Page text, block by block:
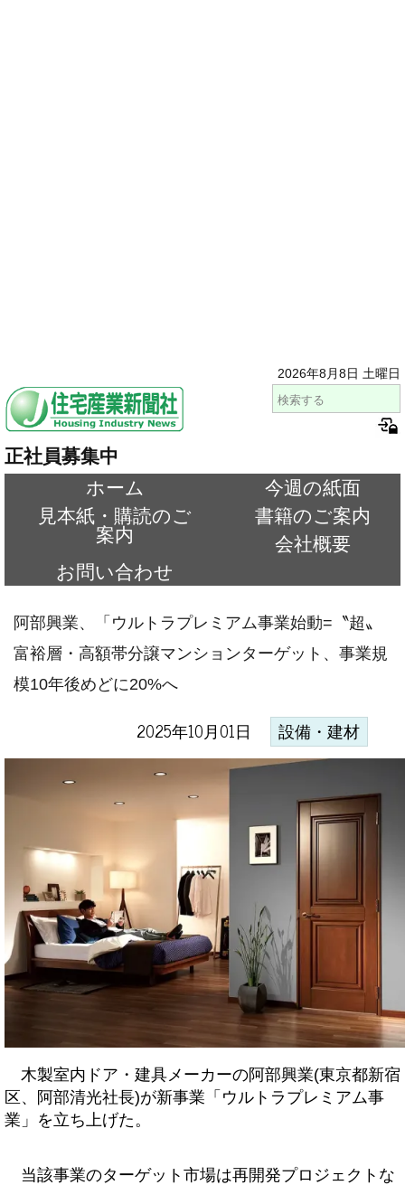
2026年8月8日 土曜日
正社員募集中
ホーム
今週の紙面
見本紙・購読のご
案内
書籍のご案内
会社概要
お問い合わせ
阿部興業、「ウルトラプレミアム事業始動=〝超〟
富裕層・高額帯分譲マンションターゲット、事業規
模10年後めどに20%へ
2025年10月01日 設備・建材
木製室内ドア・建具メーカーの阿部興業(東京都新宿
区、阿部清光社長)が新事業「ウルトラプレミアム事
業」を立ち上げた。
当該事業のターゲット市場は再開発プロジェクトな